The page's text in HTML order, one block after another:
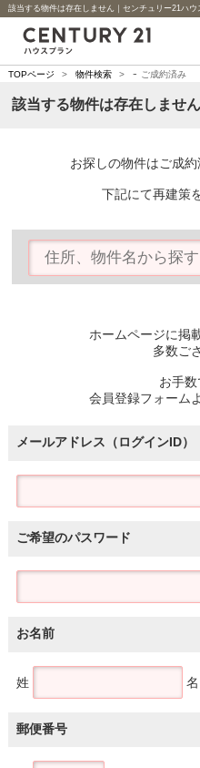
該当する物件は存在しません｜センチュリー21ハウ
TOPページ > 物件検索 > - ご成約済み
該当する物件は存在しません
お探しの物件はご成約
下記にて再建策
ホームページに掲
多数ご
お手数
会員登録フォーム
メールアドレス（ログインID）
ご希望のパスワード
お名前
姓 名
郵便番号